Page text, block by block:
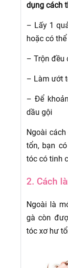
dụng cách
– Lấy 1
hoặc có
– Trộn đều
– Làm ướt
– Để
dầu gội
Ngoài
tổn, bạn
tóc có tinh
2. Cách
Ngoài là
gà còn
tóc xơ hư